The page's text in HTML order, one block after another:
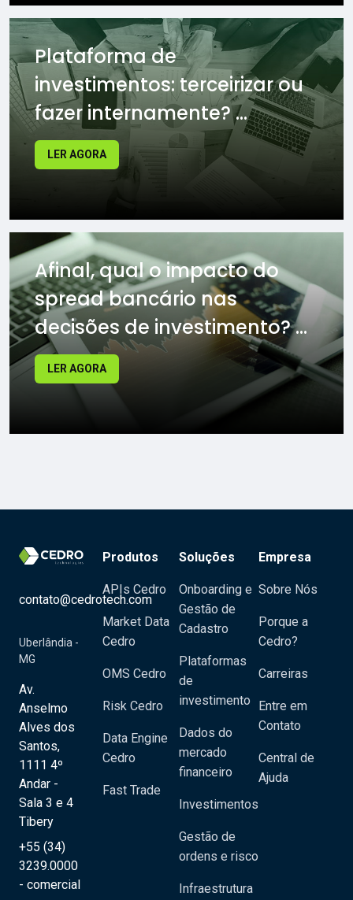
Plataforma de
investimentos: terceirizar ou
fazer internamente? ...
LER AGORA
Afinal, qual o impacto do
spread bancário nas
decisões de investimento? ...
LER AGORA
contato@cedrotech.com
Uberlândia -
MG
Av.
Anselmo
Alves dos
Santos,
1111 4º
Andar -
Sala 3 e 4
Tibery
+55 (34)
3239.0000
- comercial
Produtos
APIs Cedro
Market Data
Cedro
OMS Cedro
Risk Cedro
Data Engine
Cedro
Fast Trade
Soluções
Onboarding e
Gestão de
Cadastro
Plataformas
de
investimento
Dados do
mercado
financeiro
Investimentos
Gestão de
ordens e risco
Infraestrutura
Empresa
Sobre Nós
Porque a
Cedro?
Carreiras
Entre em
Contato
Central de
Ajuda